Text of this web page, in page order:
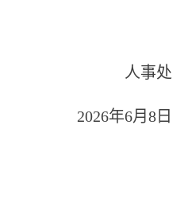
人事处
2026年6月8日